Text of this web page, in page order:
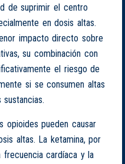
de suprimir el centro
en dosis altas.
impacto directo sobre
su combinación con
el riesgo de
si se consumen altas
opioides pueden causar
altas. La ketamina, por
cardíaca y la